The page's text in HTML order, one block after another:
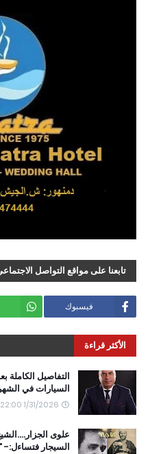
تابعنا على مواقع التواصل
فيسبوك
الأكثر قراءة
التفاصيل الكاملة
السيارات في
1/31/2026 12:22:00 ص
علوى
السيجار فتساءل:-